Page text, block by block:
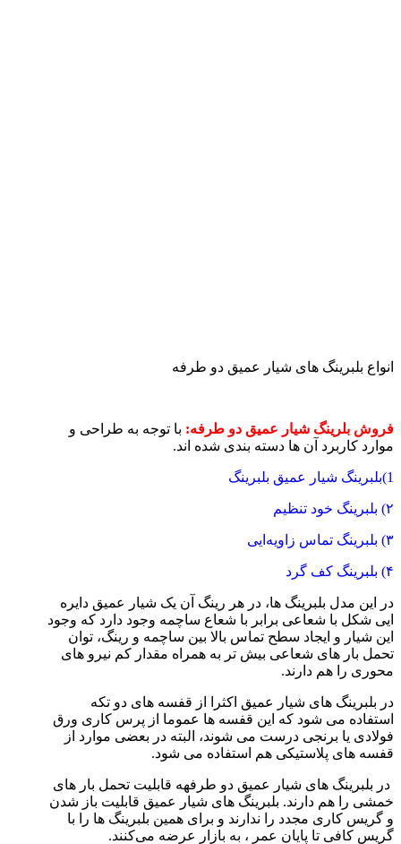
‌انواع بلبرینگ های شیار عمیق دو طرفه
فروش بلرینگ شیار عمیق دو طرفه: با توجه به طراحی و
موارد کاربرد آن ها دسته‌ بندی شده‌ اند.
1)بلبرینگ شیار عمیق بلبرینگ
۲) بلبرینگ خود تنظیم
۳) بلبرینگ تماس زاویه‌ایی
۴) بلبرینگ کف گرد
در این مدل بلبرینگ‌ ها، در هر رینگ آن یک شیار عمیق دایر‌ه‌
ایی شکل با شعاعی برابر با شعاع ساچمه وجود دارد که وجود
این شیار و ایجاد سطح تماس بالا بین ساچمه‌ و رینگ‌، توان
تحمل بار‌ های شعاعی بیش تر به همراه مقدار کم نیرو‌ های
محوری را هم دارند.
در بلبرینگ‌ های شیار عمیق اکثرا از قفسه‌ های دو تکه
استفاده می‌ شود که این قفسه‌ ها عموما از پرس کاری ورق
فولادی یا برنجی درست می‌ شوند، البته در بعضی موارد از
قفسه‌ های پلاستیکی هم استفاده می‌ شود.
در بلبرینگ‌ های شیار عمیق دو طرفهه قابلیت تحمل بار‌ های
خمشی را هم دارند. بلبرینگ‌ های شیار عمیق قابلیت باز شدن
و گریس کاری مجدد را ندارند و برای همین بلبرینگ ها را با
گریس کافی تا پایان عمر ، به بازار عرضه می‌کنند.